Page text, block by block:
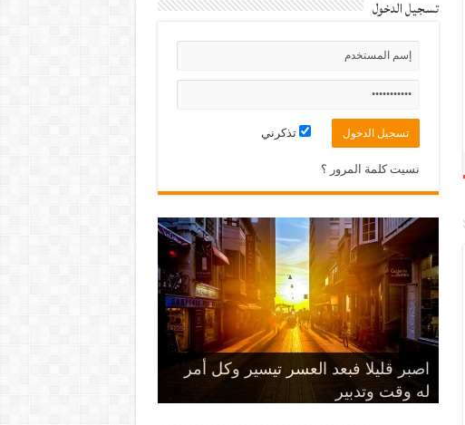
تسجيل الدخول
تذكرني
نسيت كلمة المرور ؟
وإذا كانت النفوس كبارا تعبت في
مرادها الأجسام
اصبر قليلا فبعد العسر تيسير وكل أمر
له وقت وتدبير
ما وجد أحد فى نفسه كبرا الا من مهانة
يجدها فى نفسه
سر النجاح هو النظام نظام صارم يقضي
على الفوضى في حياتك
مراجعة هاتف نيكسوس ٦ الجديد